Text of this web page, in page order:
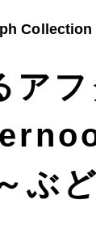
Collection
アフ
ぶ